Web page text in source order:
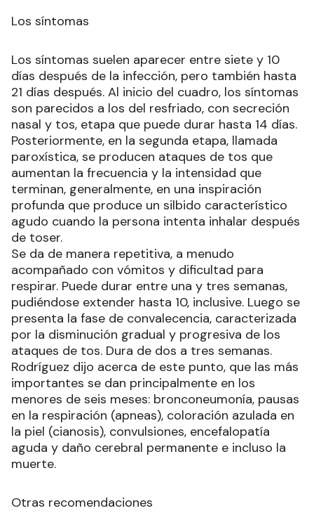
Los síntomas
Los síntomas suelen aparecer entre siete y 10
días después de la infección, pero también hasta
21 días después. Al inicio del cuadro, los síntomas
son parecidos a los del resfriado, con secreción
nasal y tos, etapa que puede durar hasta 14 días.
Posteriormente, en la segunda etapa, llamada
paroxística, se producen ataques de tos que
aumentan la frecuencia y la intensidad que
terminan, generalmente, en una inspiración
profunda que produce un silbido característico
agudo cuando la persona intenta inhalar después
de toser.
Se da de manera repetitiva, a menudo
acompañado con vómitos y dificultad para
respirar. Puede durar entre una y tres semanas,
pudiéndose extender hasta 10, inclusive. Luego se
presenta la fase de convalecencia, caracterizada
por la disminución gradual y progresiva de los
ataques de tos. Dura de dos a tres semanas.
Rodríguez dijo acerca de este punto, que las más
importantes se dan principalmente en los
menores de seis meses: bronconeumonía, pausas
en la respiración (apneas), coloración azulada en
la piel (cianosis), convulsiones, encefalopatía
aguda y daño cerebral permanente e incluso la
muerte.
Otras recomendaciones